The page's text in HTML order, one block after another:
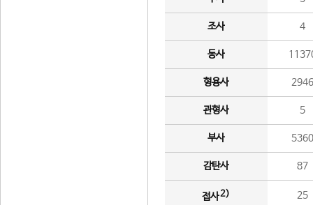
조사 4
동사
형용사 2946
관형사 5
부사 5360
감탄사 87
접사2) 25